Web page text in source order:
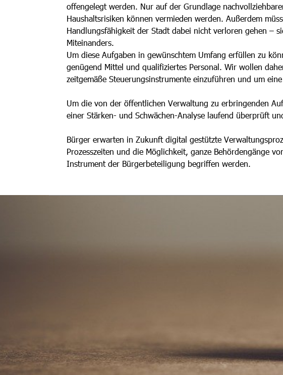
offengelegt werden. Nur auf der Grundlage
Haushaltsrisiken können vermieden werden. Außerdem
Handlungsfähigkeit der Stadt dabei nicht verloren gehen –
Miteinanders.
Um diese Aufgaben in gewünschtem Umfang erfüllen zu
genügend Mittel und qualifiziertes Personal. Wir wollen
zeitgemäße Steuerungsinstrumente einzuführen und um
Um die von der öffentlichen Verwaltung zu erbringenden
einer Stärken- und Schwächen-Analyse laufend überprüft
Bürger erwarten in Zukunft digital gestützte
Prozesszeiten und die Möglichkeit, ganze Behördengänge
Instrument der Bürgerbeteiligung begriffen werden.